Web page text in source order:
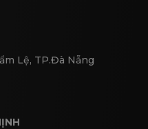
Lệ, TP.Đà Nẵng